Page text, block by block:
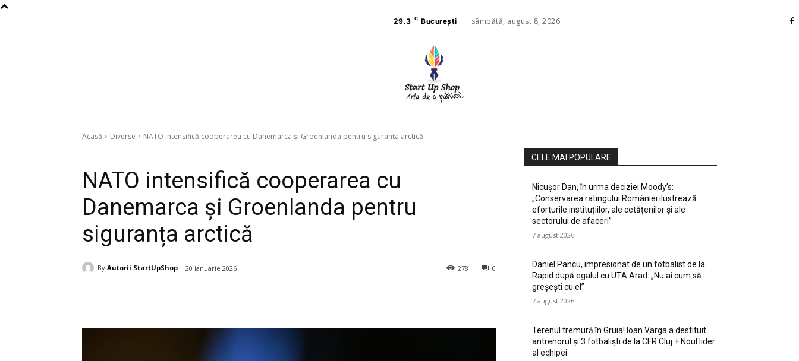
29.3 C București sâmbătă, august 8, 2026
Acasă Diverse NATO intensifică cooperarea cu Danemarca și Groenlanda pentru siguranța arctică
NATO intensifică cooperarea cu
Danemarca și Groenlanda pentru
siguranța arctică
By Autorii StartUpShop 20 ianuarie 2026 0
278
CELE MAI POPULARE
Nicușor Dan, în urma deciziei Moody’s:
„Conservarea ratingului României ilustrează
eforturile instituțiilor, ale cetățenilor și ale
sectorului de afaceri”
7 august 2026
Daniel Pancu, impresionat de un fotbalist de la
Rapid după egalul cu UTA Arad: „Nu ai cum să
greșești cu el”
7 august 2026
Terenul tremură în Gruia! Ioan Varga a destituit
antrenorul și 3 fotbaliști de la CFR Cluj + Noul lider
al echipei